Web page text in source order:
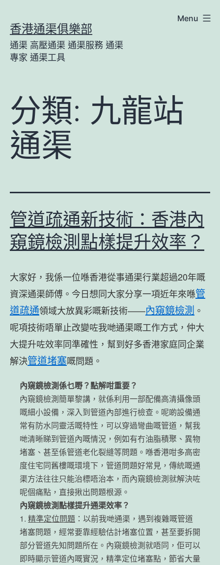
to
content
香港通渠俱樂部
通渠 高壓通渠 通渠服務 通渠
專家 通渠工具
Menu
分類: 九龍站
通渠
管道疏通新技術：香港內
窺鏡檢測點樣提升效率？
大家好，我係一位喺香港從事通渠行業超過20年嘅
資深通渠師傅。今日想同大家分享一項近年來喺管
道疏通領域大放異彩嘅新技術——內窺鏡檢測 。
呢項技術唔單止改變咗我哋通渠嘅工作方式，仲大
大提升咗效率同準確性，幫到好多香港家庭同企業
解決管道堵塞嘅問題。
內窺鏡檢測係乜嘢？點解咁重要？
內窺鏡檢測簡單黎講，就係利用一部配備高清攝像頭
嘅細小設備，深入到管道內部進行檢查。呢啲設備通
常有防水同靈活嘅特性，可以穿過彎曲嘅管道，幫我
哋清晰睇到管道內嘅情況，例如有冇油脂積聚、異物
堵塞、甚至係管道老化裂縫等問題。喺香港咁多高密
度住宅同舊樓嘅環境下，管道問題好常見，傳統嘅通
渠方法往往只能治標唔治本，而內窺鏡檢測就解決咗
呢個痛點，直接揪出問題根源。
內窺鏡檢測點樣提升通渠效率？
1. 精準定位問題 ：以前我哋通渠，遇到複雜嘅管道
堵塞問題，經常要靠經驗估計堵塞位置，甚至要拆開
部分管道先知問題所在。內窺鏡檢測就唔同，佢可以
即時顯示管道內嘅實況，精準定位堵塞點，節省大量